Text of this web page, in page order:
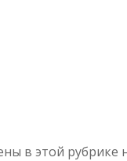
в этой рубрике